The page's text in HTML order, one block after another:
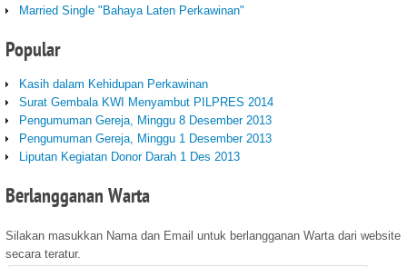
Married Single "Bahaya Laten Perkawinan"
Popular
Kasih dalam Kehidupan Perkawinan
Surat Gembala KWI Menyambut PILPRES 2014
Pengumuman Gereja, Minggu 8 Desember 2013
Pengumuman Gereja, Minggu 1 Desember 2013
Liputan Kegiatan Donor Darah 1 Des 2013
Berlangganan Warta
Silakan masukkan Nama dan Email untuk berlangganan Warta dari website
secara teratur.